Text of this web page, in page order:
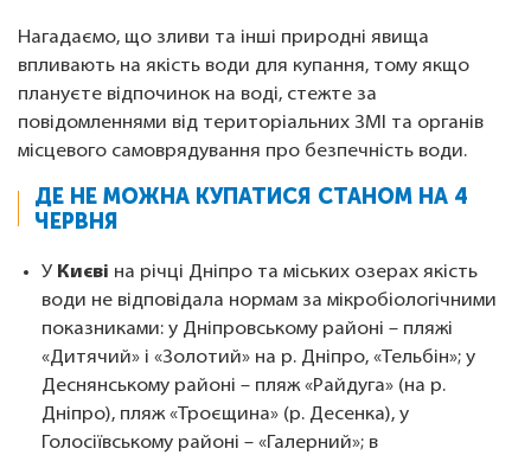
Нагадаємо, що зливи та інші природні явища
впливають на якість води для купання, тому якщо
плануєте відпочинок на воді, стежте за
повідомленнями від територіальних ЗМІ та органів
місцевого самоврядування про безпечність води.
ДЕ НЕ МОЖНА КУПАТИСЯ СТАНОМ НА 4
ЧЕРВНЯ
У Києві на річці Дніпро та міських озерах якість
води не відповідала нормам за мікробіологічними
показниками: у Дніпровському районі – пляжі
«Дитячий» і «Золотий» на р. Дніпро, «Тельбін»; у
Деснянському районі – пляж «Райдуга» (на р.
Дніпро), пляж «Троєщина» (р. Десенка), у
Голосіївському районі – «Галерний»; в